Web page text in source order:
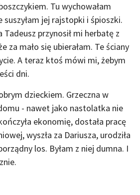
Tu wychowałam
suszyłam jej rajstopki i śpioszki.
Tadeusz przynosił mi herbatę z
za mało się ubierałam. Te ściany
A teraz ktoś mówi mi, żebym
dni.
dzieckiem. Grzeczna w
- nawet jako nastolatka nie
ekonomię, dostała pracę
wyszła za Dariusza, urodziła
los. Byłam z niej dumna. I